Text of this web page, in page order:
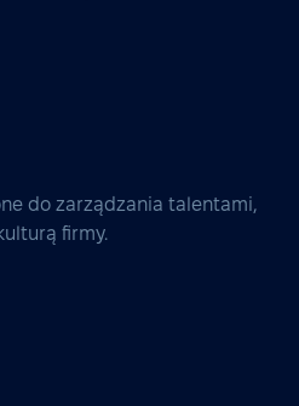
do zarządzania talentami,
firmy.